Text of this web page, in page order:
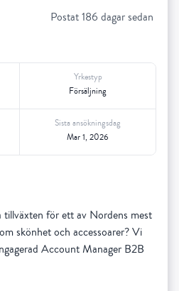
Postat 186 dagar sedan
Försäljning
Yrkestyp
Mar 1, 2026
Sista ansökningsdag
för ett av Nordens mest
skönhet och accessoarer? Vi
Account Manager B2B